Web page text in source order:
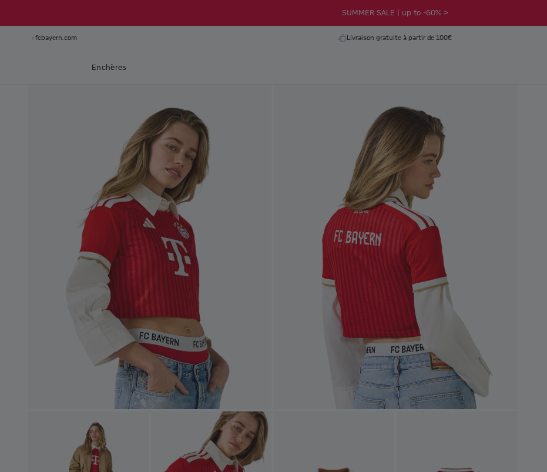
SUMMER SALE | up to -60% >
fcbayern.com Livraison gratuite à partir de 100€
Enchères